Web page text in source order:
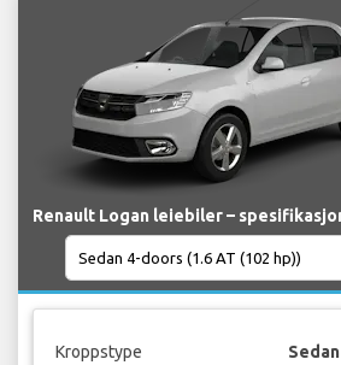
Renault Logan leiebiler –
Kroppstype Sedan